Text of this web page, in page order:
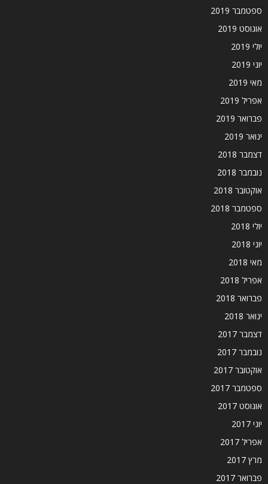
ספטמבר 2019
אוגוסט 2019
יולי 2019
יוני 2019
מאי 2019
אפריל 2019
פברואר 2019
ינואר 2019
דצמבר 2018
נובמבר 2018
אוקטובר 2018
ספטמבר 2018
יולי 2018
יוני 2018
מאי 2018
אפריל 2018
פברואר 2018
ינואר 2018
דצמבר 2017
נובמבר 2017
אוקטובר 2017
ספטמבר 2017
אוגוסט 2017
יוני 2017
אפריל 2017
מרץ 2017
פברואר 2017